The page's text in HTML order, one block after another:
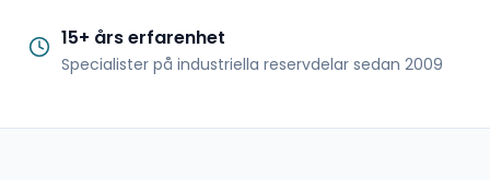
15+ års erfarenhet
Specialister på industriella reservdelar sedan 2009